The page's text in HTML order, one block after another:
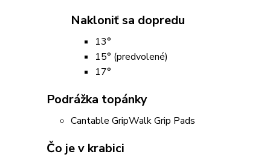
Nakloniť sa dopredu
13°
15° (predvolené)
17°
Podrážka topánky
Cantable GripWalk Grip Pads
Čo je v krabici